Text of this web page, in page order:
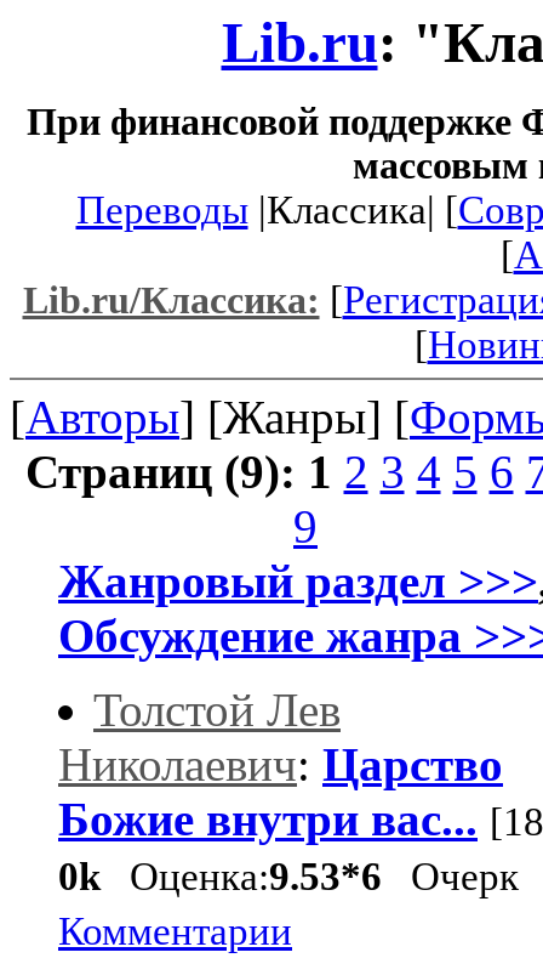
Lib.ru:
При финансовой поддержке
массовым
Переводы|Классика| [
[
Lib.ru/Классика: [
[
[Авторы] [Жанры] [
Страниц (9): 1 2 3 4 5 6
9
Жанровый раздел >>>
Обсуждение жанра
Толстой Лев
Николаевич: Царство
Божие внутри вас...
0kОценка:9.53*6 Очерк
Комментарии